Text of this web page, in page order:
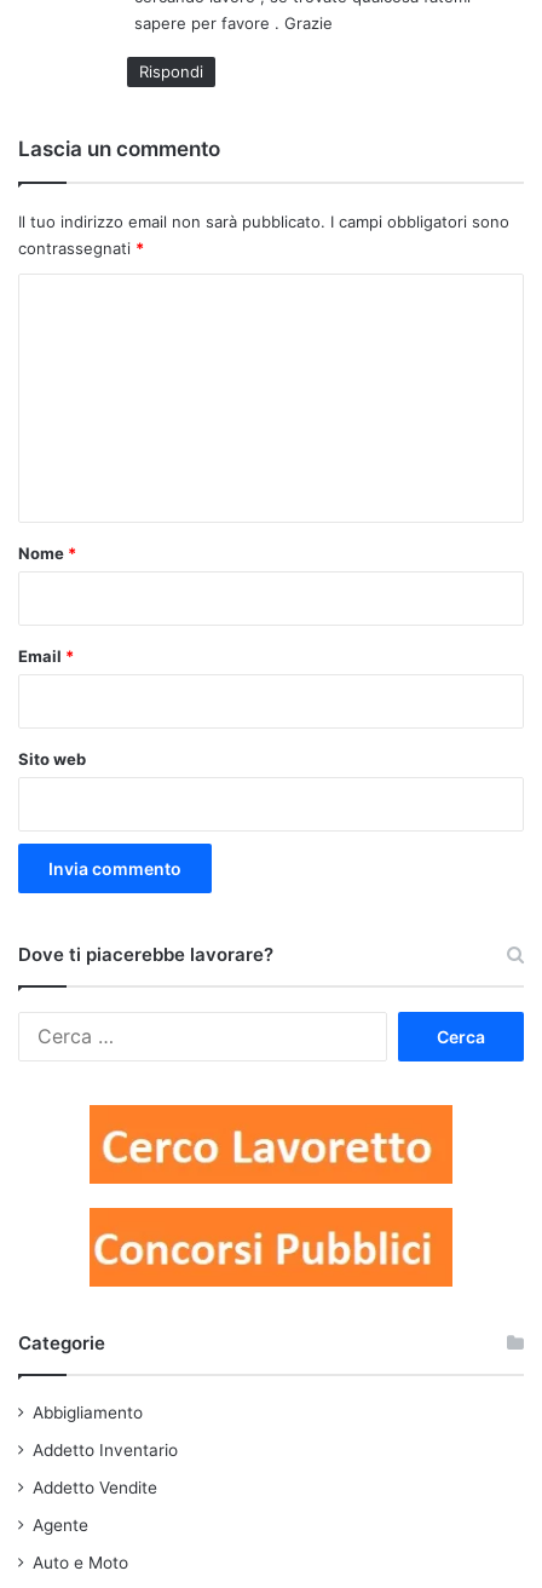
t
o
:
sapere per favore . Grazie
Rispondi
Lascia un commento
Il tuo indirizzo email non sarà pubblicato. I campi obbligatori sono
contrassegnati *
o
Nome *
Email *
Sito web
Dove ti piacerebbe lavorare?
Categorie
Abbigliamento
Addetto Inventario
Addetto Vendite
Agente
Auto e Moto